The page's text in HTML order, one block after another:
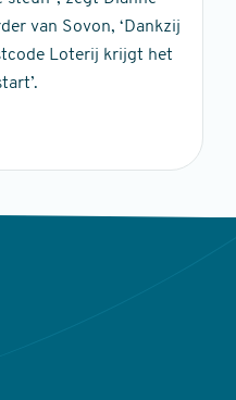
van Sovon, ‘Dankzij
Loterij krijgt het